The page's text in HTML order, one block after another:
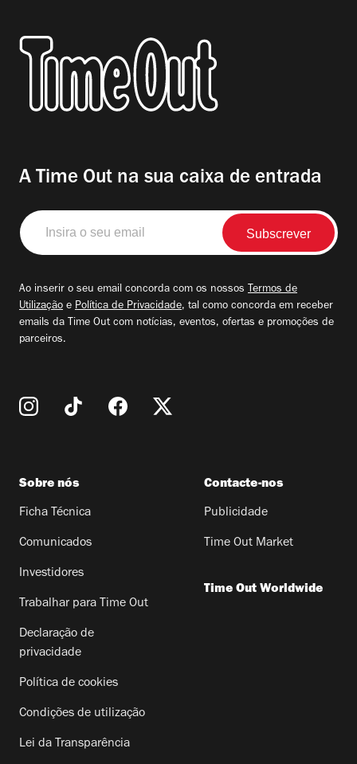
A Time Out na sua caixa de entrada
Insira
o
seu
Ao inserir o seu email concorda com os nossos Termos de
Utilização e Política de Privacidade, tal como concorda em receber
emails da Time Out com notícias, eventos, ofertas e promoções de
parceiros.
Sobre nós
Ficha Técnica
Comunicados
Investidores
Trabalhar para Time Out
Declaração de
privacidade
Política de cookies
Condições de utilização
Lei da Transparência
Contacte-nos
Publicidade
Time Out Market
Time Out Worldwide